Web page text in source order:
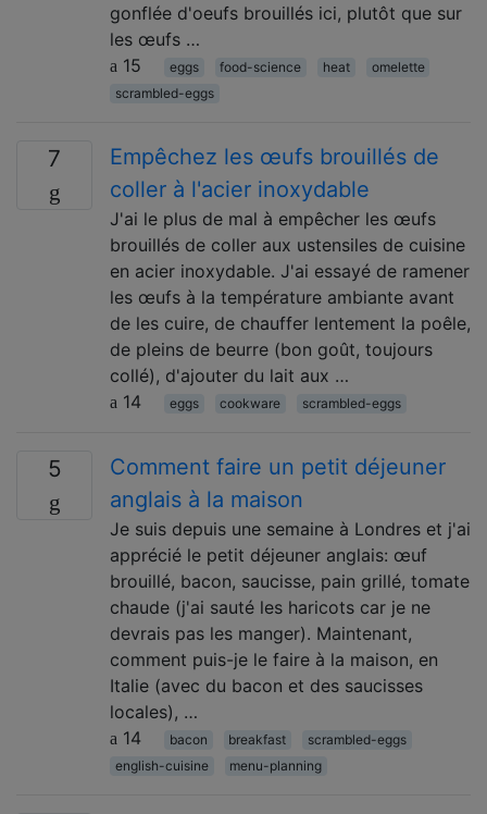
gonflée d'oeufs brouillés ici, plutôt que sur
les œufs …
15
eggs food-science heat
omelette
scrambled-eggs
7
Empêchez les œufs brouillés de
coller à l'acier inoxydable
J'ai le plus de mal à empêcher les œufs
brouillés de coller aux ustensiles de cuisine
en acier inoxydable. J'ai essayé de ramener
les œufs à la température ambiante avant
de les cuire, de chauffer lentement la poêle,
de pleins de beurre (bon goût, toujours
collé), d'ajouter du lait aux …
14
eggs cookware scrambled-eggs
5
Comment faire un petit déjeuner
anglais à la maison
Je suis depuis une semaine à Londres et j'ai
apprécié le petit déjeuner anglais: œuf
brouillé, bacon, saucisse, pain grillé, tomate
chaude (j'ai sauté les haricots car je ne
devrais pas les manger). Maintenant,
comment puis-je le faire à la maison, en
Italie (avec du bacon et des saucisses
locales), …
14
bacon breakfast
scrambled-eggs
english-cuisine
menu-planning